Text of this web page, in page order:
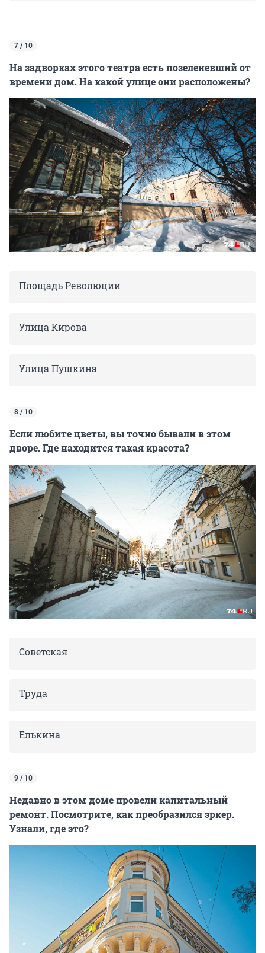
7 / 10
На задворках этого театра есть позеленевший от
времени дом. На какой улице они расположены?
Площадь Революции
Улица Кирова
Улица Пушкина
8 / 10
Если любите цветы, вы точно бывали в этом
дворе. Где находится такая красота?
Советская
Труда
Елькина
9 / 10
Недавно в этом доме провели капитальный
ремонт. Посмотрите, как преобразился эркер.
Узнали, где это?